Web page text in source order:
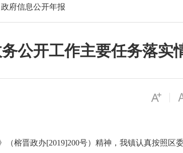
政府信息公开年报
公开工作主要任务落实
榕晋政办[2019]200号）精神，我镇认真按照区